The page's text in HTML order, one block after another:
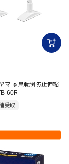
マ 家具転倒防止伸縮
60R
受取